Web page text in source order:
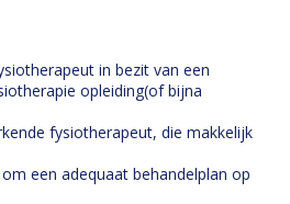
in bezit van een
opleiding(of bijna
fysiotherapeut, die makkelijk
een adequaat behandelplan op